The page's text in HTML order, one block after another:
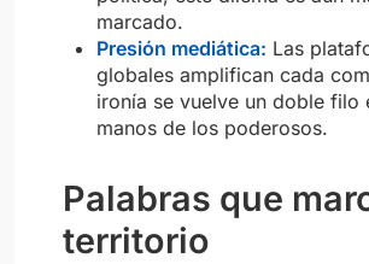
marcado.
Presión mediática: Las
globales amplifican cada
ironía se vuelve un doble filo
manos de los poderosos.
Palabras que
territorio